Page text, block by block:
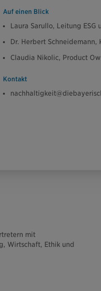
Auf einen Blick
Laura Sarullo, Leitung ESG
Dr. Herbert Schneidemann,
Claudia Nikolic, Product
Kontakt
mit
Wirtschaft, Ethik und